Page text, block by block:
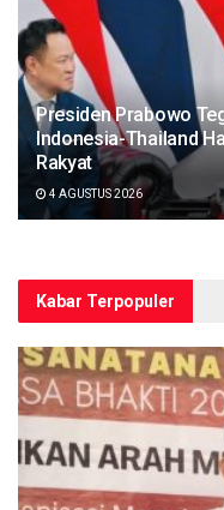
Presiden Prabowo
Indonesia-Thailand
Rakyat
4 AGUSTUS 2026
Kabar Terpopuler